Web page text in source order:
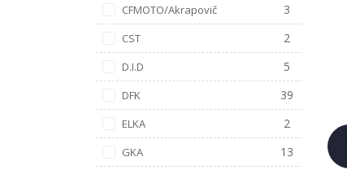
CFMOTO/Akrapovič 3
CST 2
D.I.D 5
DFK 39
ELKA 2
GKA 13